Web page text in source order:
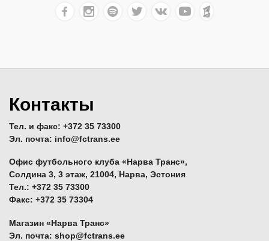
Контакты
Тел. и факс: +372 35 73300
Эл. почта: info@fctrans.ee
Офис футбольного клуба «Нарва Транс»,
Солдина 3, 3 этаж, 21004, Нарва, Эстония
Тел.: +372 35 73300
Факс: +372 35 73304
Магазин «Нарва Транс»
Эл. почта: shop@fctrans.ee